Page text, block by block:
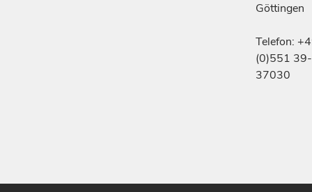
Göttingen
Telefon:
(0)551 39-
37030